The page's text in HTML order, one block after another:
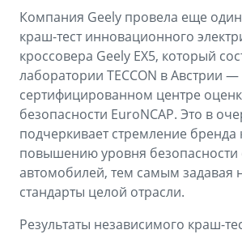
от 3 079 990 ₽* от 3 769
Страхование
GEELY Лизинг
Сервисная книжка
Вопросы и ответы
Компания Geely провела еще
краш-тест инновационного
кроссовера Geely EX5, который
лаборатории TECCON в Австрии —
сертифицированном центре
безопасности EuroNCAP. Это в
подчеркивает стремление бренда
повышению уровня безопасности
автомобилей, тем самым задавая
стандарты целой отрасли.
Результаты независимого краш-